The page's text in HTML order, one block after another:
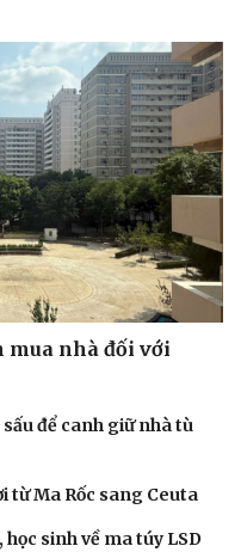
nhà đối với
để canh giữ nhà tù
từ Ma Rốc sang Ceuta
sinh về ma túy LSD